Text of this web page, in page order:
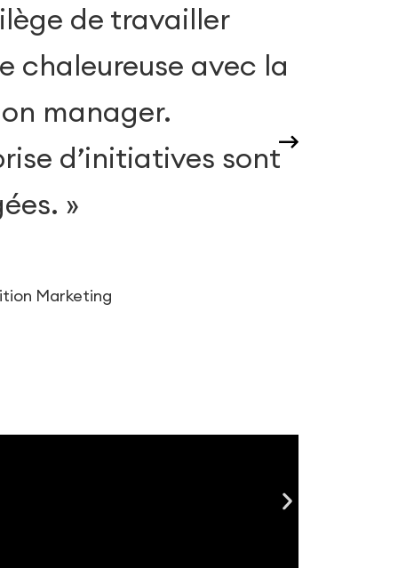
de travailler
chaleureuse avec la
manager.
d’initiatives sont
»
Marketing